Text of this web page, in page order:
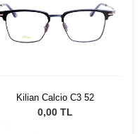
Kilian Calcio C3 52
0,00 TL